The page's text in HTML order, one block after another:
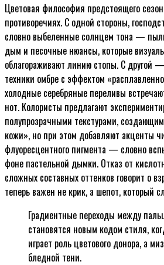
Цветовая философия предстоящего
противоречиях. С одной стороны,
словно выбеленные солнцем тона —
дым и песочные нюансы, которые
облагораживают линию стопы. С другой
техники омбре с эффектом
холодные серебряные переливы
нот. Колористы предлагают
полупрозрачными текстурами,
кожи», но при этом добавляют акценты
флуоресцентного пигмента — словно
фоне пастельной дымки. Отказ от
сложных составных оттенков говорит о
теперь важен не крик, а шепот, который
Градиентные переходы между
становятся новым кодом стиля,
играет роль цветового донора, а
бледной тени.